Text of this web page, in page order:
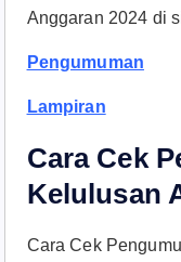
Anggaran 2024 di
Pengumuman
Lampiran
Cara Cek
Kelulusan
Cara Cek